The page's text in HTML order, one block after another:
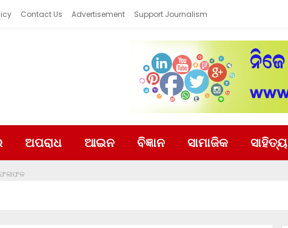
Contact Us Advertisement Support Journalism
ଅପରାଧ ଆଇନ ବିଜ୍ଞାନ ସାମାଜିକ ସାହିତ୍ୟ
ଫଳାଫଳ